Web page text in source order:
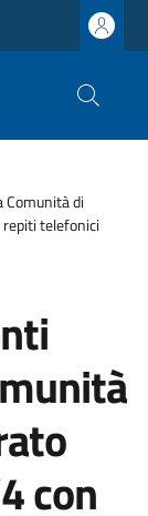
di
telefonici
con